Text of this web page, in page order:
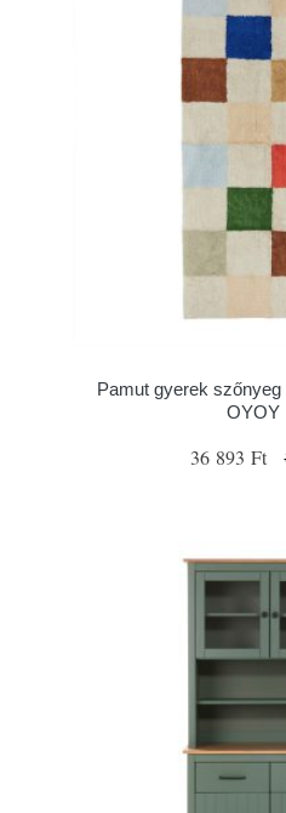
Pamut gyerek
OYOY
36 893 Ft